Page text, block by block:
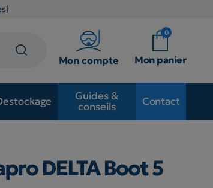
Mon compte
0
Mon panier
Guides &
conseils
Contact
DELTA Boot 5